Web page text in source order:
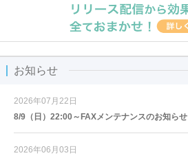
お知らせ
2026年07月22日
8/9（日）22:00～FAXメンテナンスのお知らせ
2026年06月03日